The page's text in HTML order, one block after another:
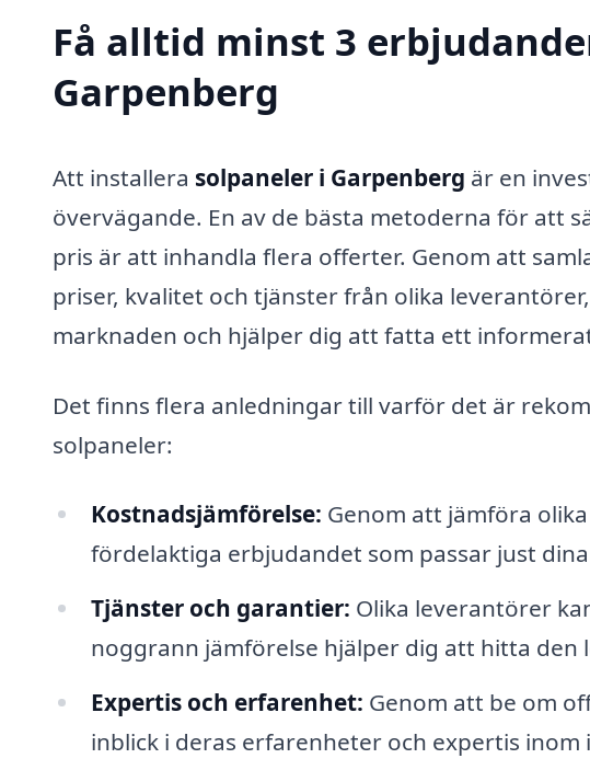
Få alltid minst 3
Garpenberg
Att installera solpaneler i Garpenberg är en
övervägande. En av de bästa metoderna för att
pris är att inhandla flera offerter. Genom att
priser, kvalitet och tjänster från olika
marknaden och hjälper dig att fatta ett
Det finns flera anledningar till varför det är
solpaneler:
Kostnadsjämförelse: Genom att jämföra
fördelaktiga erbjudandet som passar just
Tjänster och garantier: Olika leverantörer
noggrann jämförelse hjälper dig att hitta den
Expertis och erfarenhet: Genom att be om
inblick i deras erfarenheter och expertis inom